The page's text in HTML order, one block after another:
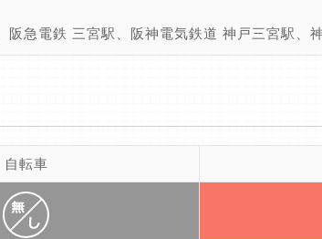
阪急電鉄 三宮駅、阪神電気鉄道 神戸三宮駅、
自転車